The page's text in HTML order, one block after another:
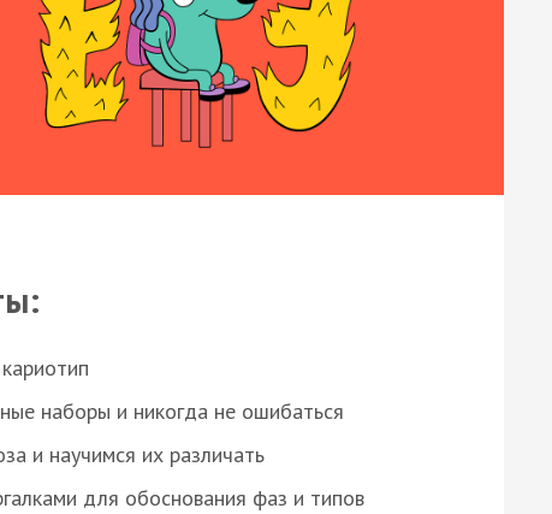
наборы и никогда не ошибаться
и научимся их различать
для обоснования фаз и типов